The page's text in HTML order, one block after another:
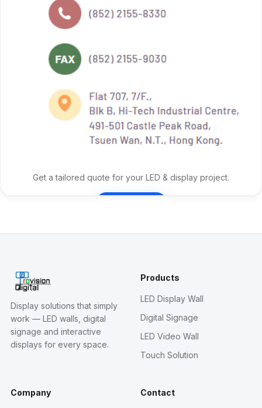
Get a tailored quote for your LED & display project.
Display solutions that simply
work — LED walls, digital
signage and interactive
displays for every space.
Products
LED Display Wall
Digital Signage
LED Video Wall
Touch Solution
Company Contact